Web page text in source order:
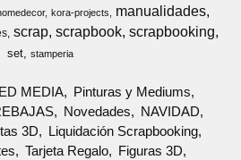
kora-projects manualidades
scrap scrapbook scrapbooking
set stamperia
MEDIA
Pinturas y Mediums
Novedades
NAVIDAD
3D
Liquidación Scrapbooking
Tarjeta Regalo
Figuras 3D